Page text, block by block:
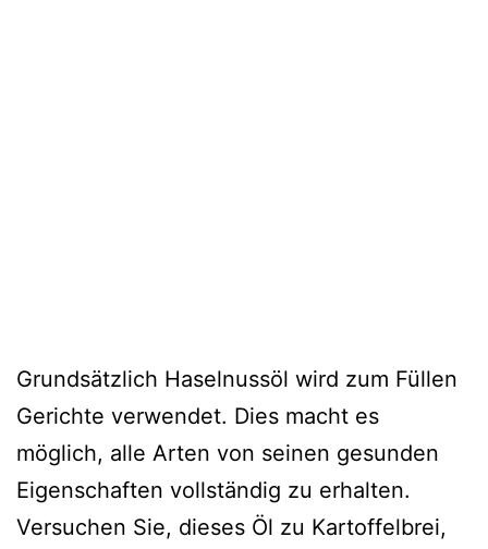
Grundsätzlich Haselnussöl wird zum Füllen
Gerichte verwendet. Dies macht es
möglich, alle Arten von seinen gesunden
Eigenschaften vollständig zu erhalten.
Versuchen Sie, dieses Öl zu Kartoffelbrei,